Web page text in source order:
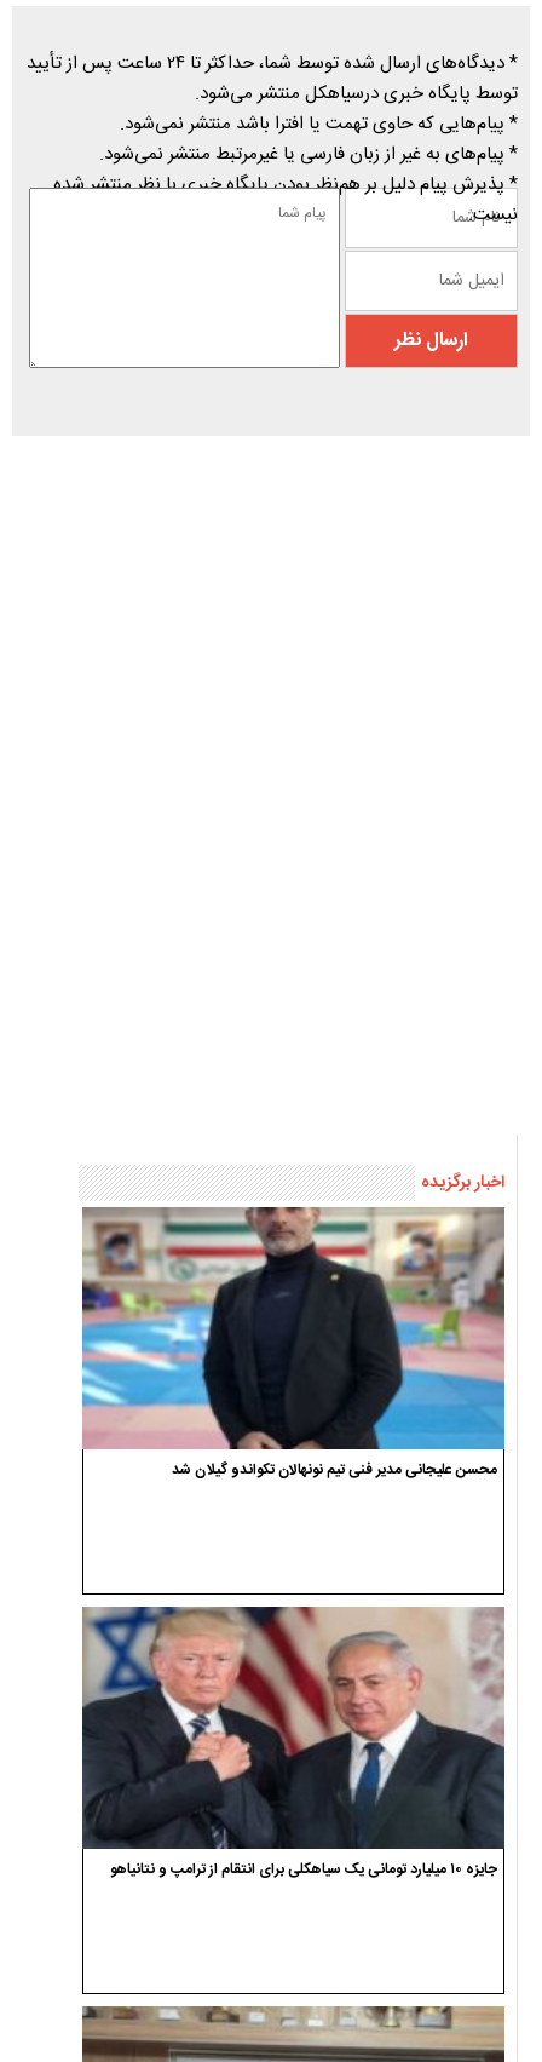
* دیدگاه‌های ارسال شده توسط شما، حداکثر تا ۲۴ ساعت پس از تأیید
توسط پایگاه خبری درسیاهکل منتشر می‌شود.
* پیام‌هایی که حاوی تهمت یا افترا باشد منتشر نمی‌شود.
* پیام‌های به غیر از زبان فارسی یا غیرمرتبط منتشر نمی‌شود.
* پذیرش پیام دلیل بر هم‌نظر بودن پایگاه خبری با نظر منتشر شده
نیست.
اخبار برگزیده
محسن علیجانی مدیر فنی تیم نونهالان تکواندو گیلان شد
جایزه ۱۰ میلیارد تومانی یک سیاهکلی برای انتقام از ترامپ و نتانیاهو